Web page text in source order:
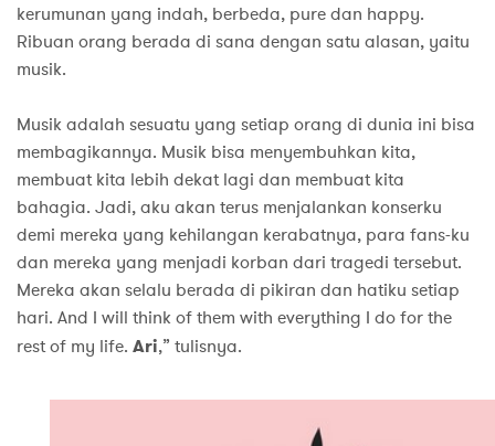
kerumunan yang indah, berbeda, pure dan happy.
Ribuan orang berada di sana dengan satu alasan, yaitu
musik.
Musik adalah sesuatu yang setiap orang di dunia ini bisa
membagikannya. Musik bisa menyembuhkan kita,
membuat kita lebih dekat lagi dan membuat kita
bahagia. Jadi, aku akan terus menjalankan konserku
demi mereka yang kehilangan kerabatnya, para fans-ku
dan mereka yang menjadi korban dari tragedi tersebut.
Mereka akan selalu berada di pikiran dan hatiku setiap
hari. And I will think of them with everything I do for the
rest of my life. Ari,” tulisnya.